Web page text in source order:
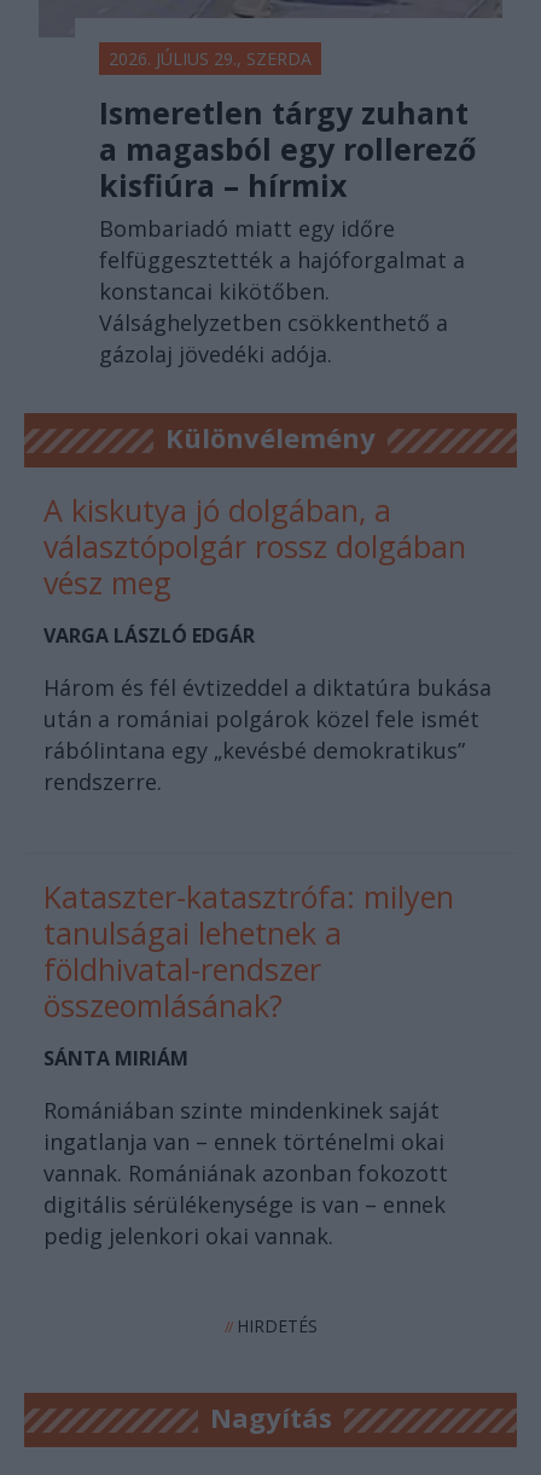
2026. JÚLIUS 29., SZERDA
Ismeretlen tárgy zuhant
a magasból egy rollerező
kisfiúra – hírmix
Bombariadó miatt egy időre
felfüggesztették a hajóforgalmat a
konstancai kikötőben.
Válsághelyzetben csökkenthető a
gázolaj jövedéki adója.
Különvélemény
A kiskutya jó dolgában, a
választópolgár rossz dolgában
vész meg
VARGA LÁSZLÓ EDGÁR
Három és fél évtizeddel a diktatúra bukása
után a romániai polgárok közel fele ismét
rábólintana egy „kevésbé demokratikus”
rendszerre.
Kataszter-katasztrófa: milyen
tanulságai lehetnek a
földhivatal-rendszer
összeomlásának?
SÁNTA MIRIÁM
Romániában szinte mindenkinek saját
ingatlanja van – ennek történelmi okai
vannak. Romániának azonban fokozott
digitális sérülékenysége is van – ennek
pedig jelenkori okai vannak.
//HIRDETÉS
Nagyítás